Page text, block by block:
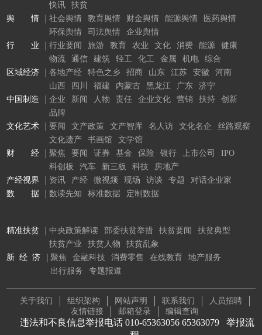
快讯
扶贫
舆 情
社会舆情 教育舆情 财金舆情 能源舆情
医药舆情
环保舆情
司法舆情
企业舆情
行 业
行业要闻 旅游 教育 农业 文化 消费 能源
健康
物流
通信 建筑 轻工 化工 金属 机电
综合
区域经济
各地产经 特色之乡 招商 山东 江苏 安徽
河南
山西
四川 福建 内蒙古 黑龙江 广东
济宁
中国制造
企业 新闻 人物 责任 企业文化 营销 扶持
创新
品牌
文化艺术
要闻 文产政策 文产智库 名人访 文化名企
丝路观察
文化遗产
书画馆
文学馆
财 经
聚焦 要闻 证券 基金 保险 银行 上市公司
IPO
科创板
汽车 新三板 科技
房地产
产经视界
资讯 产经 微视频 现场 访谈 专题
对话企业家
数 据
数读先知 标准数据 定制数据
精准扶贫 中央政策解读 部委扶贫举措 扶贫要闻
扶贫典型
扶贫产业
扶贫人物
扶贫乱象
新 经 济
聚焦 金融科技 消费零售 在线教育
地产服务
出行服务
专题报道
关于我们 组织架构 网站声明 联系我们
人员招聘
友情链接
邮箱登录 编辑查询
违法和不良信息举报电话 010-65363056 65363079 举报流